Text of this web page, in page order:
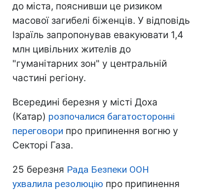
до міста, пояснивши це ризиком
масової загибелі біженців. У відповідь
Ізраїль запропонував евакуювати 1,4
млн цивільних жителів до
"гуманітарних зон" у центральній
частині регіону.
Всередині березня у місті Доха
(Катар) розпочалися багатосторонні
переговори про припинення вогню у
Секторі Газа.
25 березня Рада Безпеки ООН
ухвалила резолюцію про припинення